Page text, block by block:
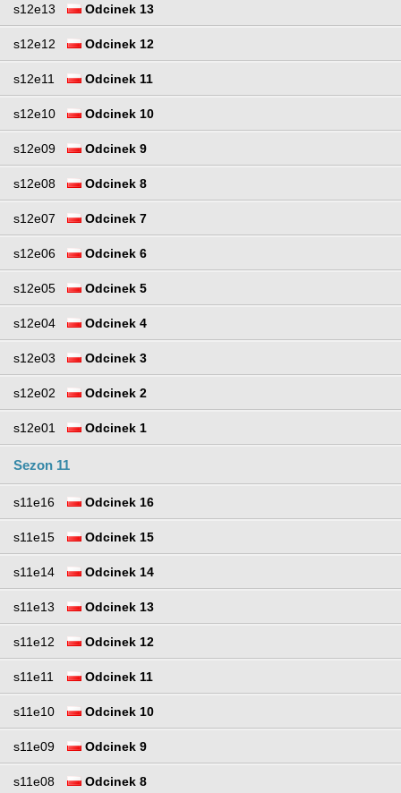
s12e13 Odcinek 13
s12e12 Odcinek 12
s12e11 Odcinek 11
s12e10 Odcinek 10
s12e09 Odcinek 9
s12e08 Odcinek 8
s12e07 Odcinek 7
s12e06 Odcinek 6
s12e05 Odcinek 5
s12e04 Odcinek 4
s12e03 Odcinek 3
s12e02 Odcinek 2
s12e01 Odcinek 1
Sezon 11
s11e16 Odcinek 16
s11e15 Odcinek 15
s11e14 Odcinek 14
s11e13 Odcinek 13
s11e12 Odcinek 12
s11e11 Odcinek 11
s11e10 Odcinek 10
s11e09 Odcinek 9
s11e08 Odcinek 8